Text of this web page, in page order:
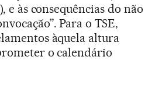
e às consequências do não
Para o TSE,
àquela altura
o calendário